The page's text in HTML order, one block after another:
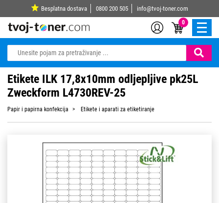
Besplatna dostava 0800 200 505 info@tvoj-toner.com
0
Etikete ILK 17,8x10mm odljepljive pk25L
Zweckform L4730REV-25
Papir i papirna konfekcija Etikete i aparati za etiketiranje